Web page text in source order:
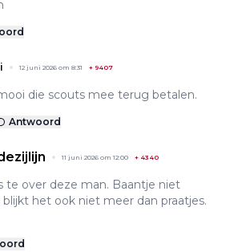
12 juni 2026 om 8:31 + 9407
die scouts mee terug betalen.
Antwoord
11 juni 2026 om 12:00 + 4340
te over deze man. Baantje niet
het ook niet meer dan praatjes.